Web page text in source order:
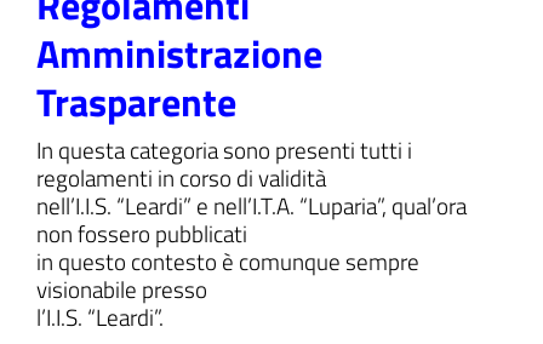
del sito
Amministrazione
Trasparente
In questa categoria sono presenti tutti i
regolamenti in corso di validità
nell’I.I.S. “Leardi” e nell’I.T.A. “Luparia”, qual’ora
non fossero pubblicati
in questo contesto è comunque sempre
visionabile presso
l’I.I.S. “Leardi”.